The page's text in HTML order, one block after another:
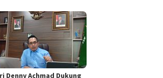
Denny Achmad Dukung